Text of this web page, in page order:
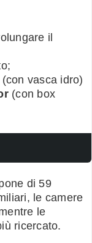
il
(con vasca idro)
(con box
di 59
le camere
le
ricercato.